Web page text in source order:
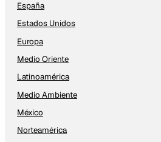
España
Estados Unidos
Europa
Medio Oriente
Latinoamérica
Medio Ambiente
México
Norteamérica